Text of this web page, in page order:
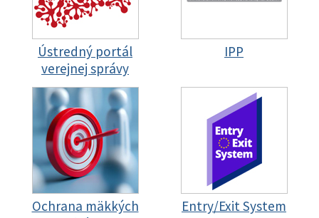
Ústredný portál
verejnej správy
IPP
Ochrana mäkkých
Entry/Exit System